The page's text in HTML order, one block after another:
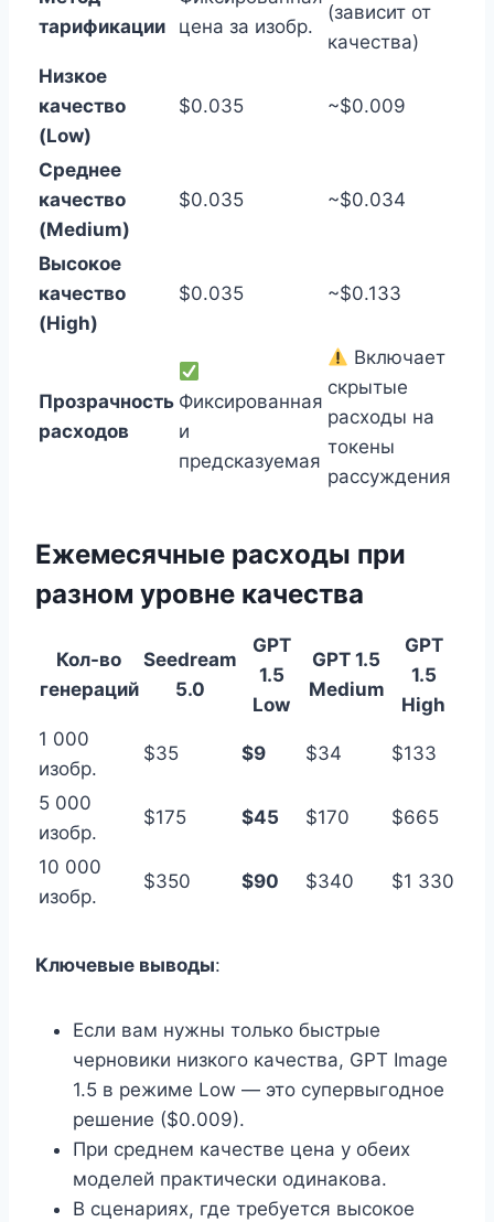
тарификации
цена за изобр.
(зависит от
качества)
Низкое
качество
(Low)
$0.035 ~$0.009
Среднее
качество
(Medium)
$0.035 ~$0.034
Высокое
качество
(High)
$0.035 ~$0.133
Прозрачность
расходов
Фиксированная
и
предсказуемая
Включает
скрытые
расходы на
токены
рассуждения
Ежемесячные расходы при
разном уровне качества
Кол-во
генераций
Seedream
5.0
GPT
1.5
Low
GPT 1.5
Medium
GPT
1.5
High
1 000
изобр.
$35 $9 $34 $133
5 000
изобр.
$175 $45 $170 $665
10 000
изобр.
$350 $90 $340 $1 330
Ключевые выводы:
Если вам нужны только быстрые
черновики низкого качества, GPT Image
1.5 в режиме Low — это супервыгодное
решение ($0.009).
При среднем качестве цена у обеих
моделей практически одинакова.
В сценариях, где требуется высокое